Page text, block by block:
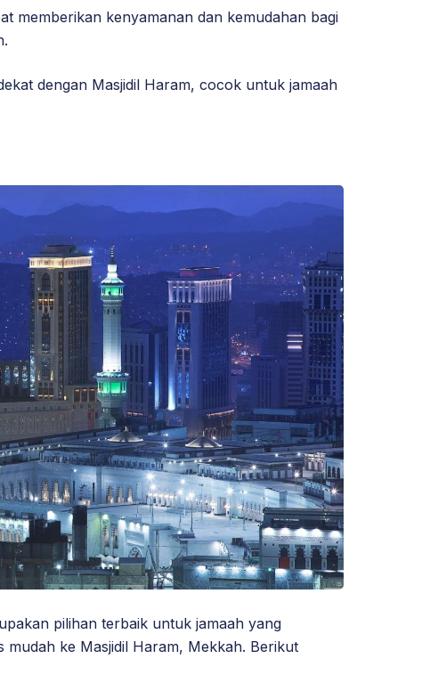
memberikan kenyamanan dan kemudahan bagi
dengan Masjidil Haram, cocok untuk jamaah
pilihan terbaik untuk jamaah yang
mudah ke Masjidil Haram, Mekkah. Berikut